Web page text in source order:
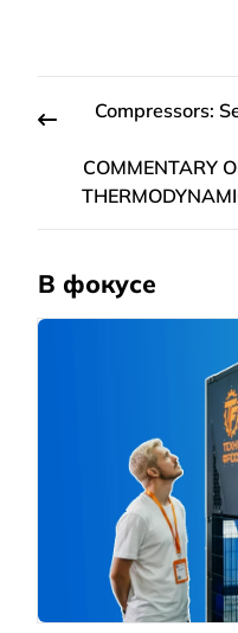
Compressors:
COMMENTARY
В фокусе